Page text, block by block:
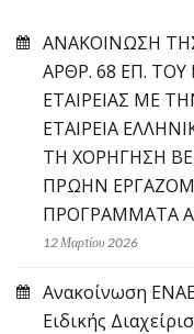
ΑΝΑΚΟΙΝΩΣΗ ΤΗΣ
ΑΡΘΡ. 68 ΕΠ.
ΕΤΑΙΡΕΙΑΣ ΜΕ
ΕΤΑΙΡΕΙΑ
ΤΗ ΧΟΡΗΓΗΣΗ
ΠΡΩΗΝ
ΠΡΟΓΡΑΜΜΑΤΑ
12 Μαρτίου 2026
Ανακοίνωση
Ειδικής